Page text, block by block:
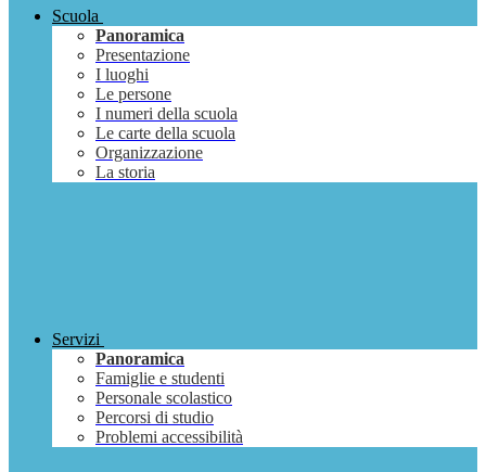
Scuola
Panoramica
Presentazione
I luoghi
Le persone
I numeri della scuola
Le carte della scuola
Organizzazione
La storia
Servizi
Panoramica
Famiglie e studenti
Personale scolastico
Percorsi di studio
Problemi accessibilità